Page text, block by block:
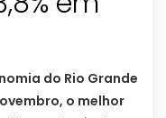
do Rio Grande
o melhor